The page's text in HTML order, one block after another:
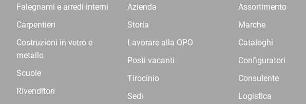
Falegnami e arredi interni
Carpentieri
Costruzioni in vetro e
metallo
Scuole
Rivenditori
Azienda
Storia
Lavorare alla OPO
Posti vacanti
Tirocinio
Sedi
Assortimento
Marche
Cataloghi
Configuratori
Consulente
Logistica